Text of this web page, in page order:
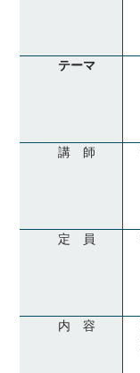
テーマ
講 師
定 員
内 容